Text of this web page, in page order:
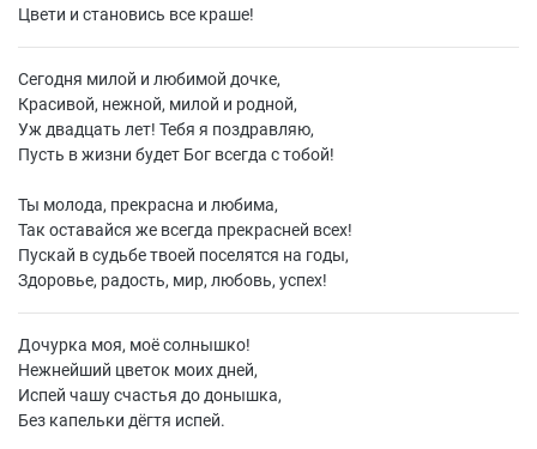
Цвети и становись все краше!
Сегодня милой и любимой дочке,
Красивой, нежной, милой и родной,
Уж двадцать лет! Тебя я поздравляю,
Пусть в жизни будет Бог всегда с тобой!
Ты молода, прекрасна и любима,
Так оставайся же всегда прекрасней всех!
Пускай в судьбе твоей поселятся на годы,
Здоровье, радость, мир, любовь, успех!
Дочурка моя, моё солнышко!
Нежнейший цветок моих дней,
Испей чашу счастья до донышка,
Без капельки дёгтя испей.